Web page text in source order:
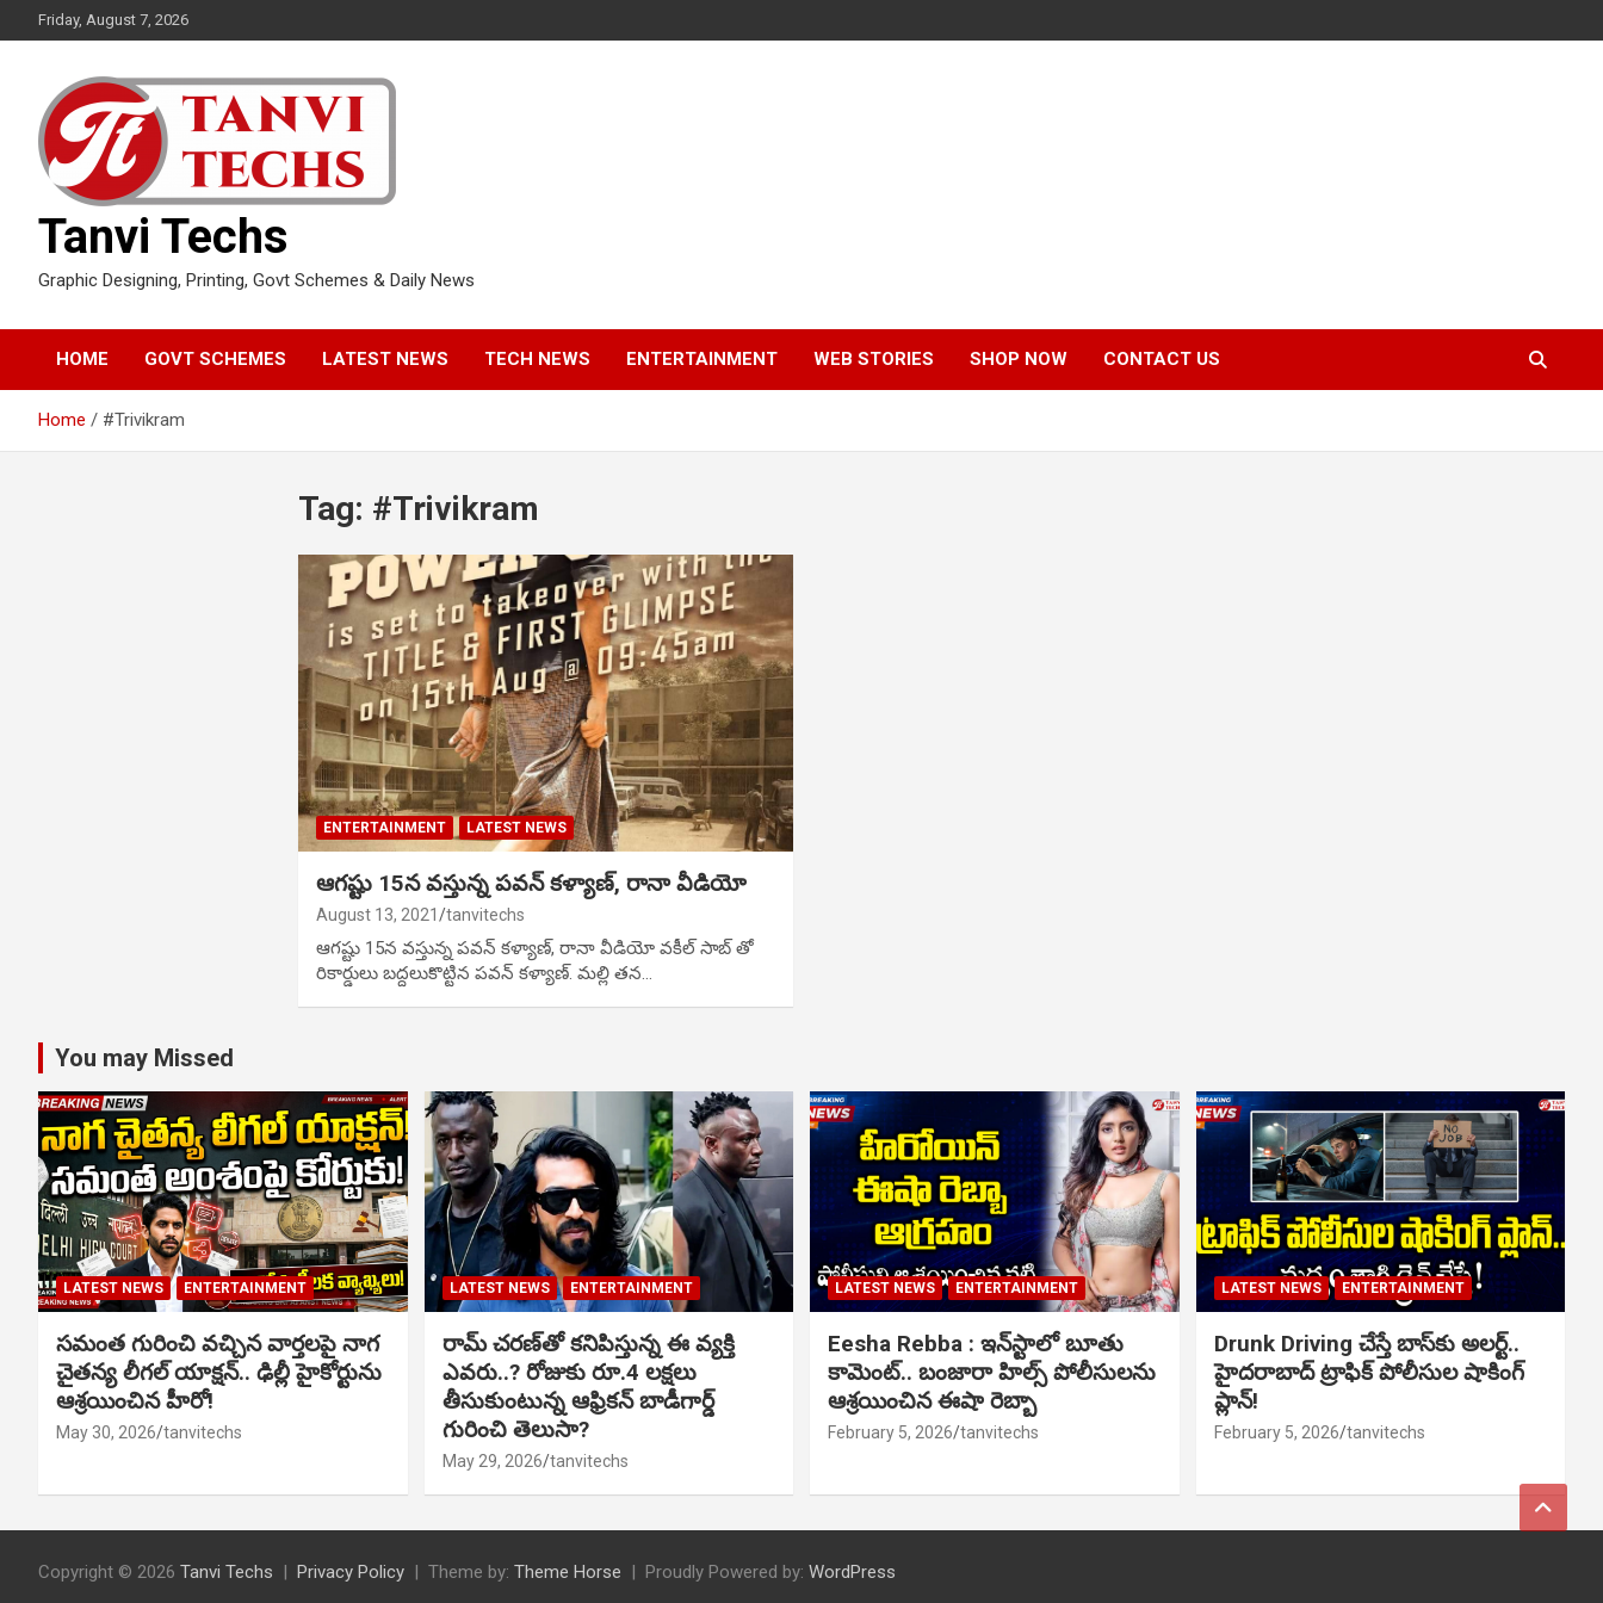
to
Friday, August 7, 2026
Tanvi Techs
Graphic Designing, Printing, Govt Schemes & Daily News
HOME GOVT SCHEMES LATEST NEWS TECH NEWS ENTERTAINMENT WEB STORIES SHOP NOW CONTACT US
Home #Trivikram
Tag: #Trivikram
ENTERTAINMENT LATEST NEWS
ఆగష్టు 15న వస్తున్న పవన్ కళ్యాణ్, రానా వీడియో
August 13, 2021 tanvitechs
ఆగష్టు 15న వస్తున్న పవన్ కళ్యాణ్, రానా వీడియో వకీల్ సాబ్ తో
రికార్డులు బద్దలుకొట్టిన పవన్ కళ్యాణ్. మల్లి తన…
You may Missed
LATEST NEWS ENTERTAINMENT
సమంత గురించి వచ్చిన వార్తలపై నాగ
చైతన్య లీగల్ యాక్షన్.. ఢిల్లీ హైకోర్టును
ఆశ్రయించిన హీరో!
May 30, 2026 tanvitechs
LATEST NEWS ENTERTAINMENT
రామ్ చరణ్‌తో కనిపిస్తున్న ఈ వ్యక్తి
ఎవరు..? రోజుకు రూ.4 లక్షలు
తీసుకుంటున్న ఆఫ్రికన్ బాడీగార్డ్
గురించి తెలుసా?
May 29, 2026 tanvitechs
LATEST NEWS ENTERTAINMENT
Eesha Rebba : ఇన్‌స్టాలో బూతు
కామెంట్.. బంజారా హిల్స్ పోలీసులను
ఆశ్రయించిన ఈషా రెబ్బా
February 5, 2026 tanvitechs
LATEST NEWS ENTERTAINMENT
Drunk Driving చేస్తే బాస్‌కు అలర్ట్..
హైదరాబాద్ ట్రాఫిక్ పోలీసుల షాకింగ్
ప్లాన్!
February 5, 2026 tanvitechs
Copyright © 2026 Tanvi Techs Privacy Policy Theme by: Theme Horse Proudly Powered by: WordPress